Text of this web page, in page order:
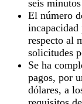
seis
El número
respecto al
solicitudes
Se ha
pagos, por
dólares, a